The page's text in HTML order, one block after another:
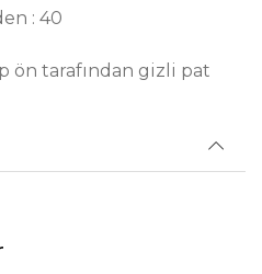
: 40
ön tarafından gizli pat